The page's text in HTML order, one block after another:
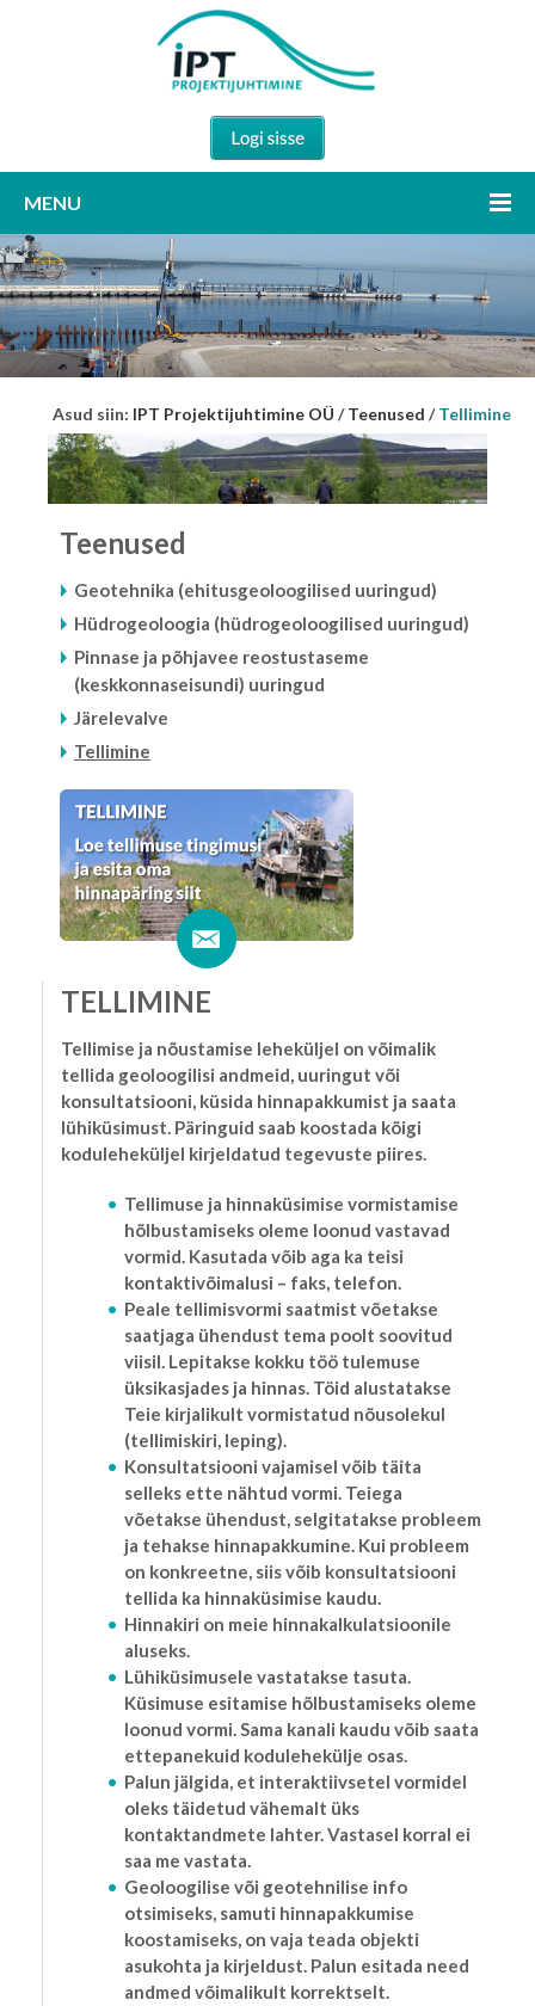
MENU
Asud siin: IPT Projektijuhtimine OÜ /Teenused /Tellimine
Teenused
Geotehnika (ehitusgeoloogilised uuringud)
Hüdrogeoloogia (hüdrogeoloogilised uuringud)
Pinnase ja põhjavee reostustaseme
(keskkonnaseisundi) uuringud
Järelevalve
Tellimine
TELLIMINE
Tellimise ja nõustamise leheküljel on võimalik
tellida geoloogilisi andmeid, uuringut või
konsultatsiooni, küsida hinnapakkumist ja saata
lühiküsimust. Päringuid saab koostada kõigi
koduleheküljel kirjeldatud tegevuste piires.
Tellimuse ja hinnaküsimise vormistamise
hõlbustamiseks oleme loonud vastavad
vormid. Kasutada võib aga ka teisi
kontaktivõimalusi – faks, telefon.
Peale tellimisvormi saatmist võetakse
saatjaga ühendust tema poolt soovitud
viisil. Lepitakse kokku töö tulemuse
üksikasjades ja hinnas. Töid alustatakse
Teie kirjalikult vormistatud nõusolekul
(tellimiskiri, leping).
Konsultatsiooni vajamisel võib täita
selleks ette nähtud vormi. Teiega
võetakse ühendust, selgitatakse probleem
ja tehakse hinnapakkumine. Kui probleem
on konkreetne, siis võib konsultatsiooni
tellida ka hinnaküsimise kaudu.
Hinnakiri on meie hinnakalkulatsioonile
aluseks.
Lühiküsimusele vastatakse tasuta.
Küsimuse esitamise hõlbustamiseks oleme
loonud vormi. Sama kanali kaudu võib saata
ettepanekuid kodulehekülje osas.
Palun jälgida, et interaktiivsetel vormidel
oleks täidetud vähemalt üks
kontaktandmete lahter. Vastasel korral ei
saa me vastata.
Geoloogilise või geotehnilise info
otsimiseks, samuti hinnapakkumise
koostamiseks, on vaja teada objekti
asukohta ja kirjeldust. Palun esitada need
andmed võimalikult korrektselt.